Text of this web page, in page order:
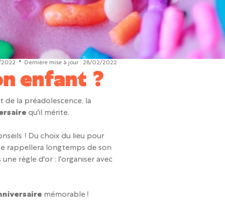
Dernière mise à jour : 28/02/2022
enfant ?
de la préadolescence, la
qu'il mérite.
! Du choix du lieu pour
rappellera longtemps de son
règle d'or : l'organiser avec
mémorable !